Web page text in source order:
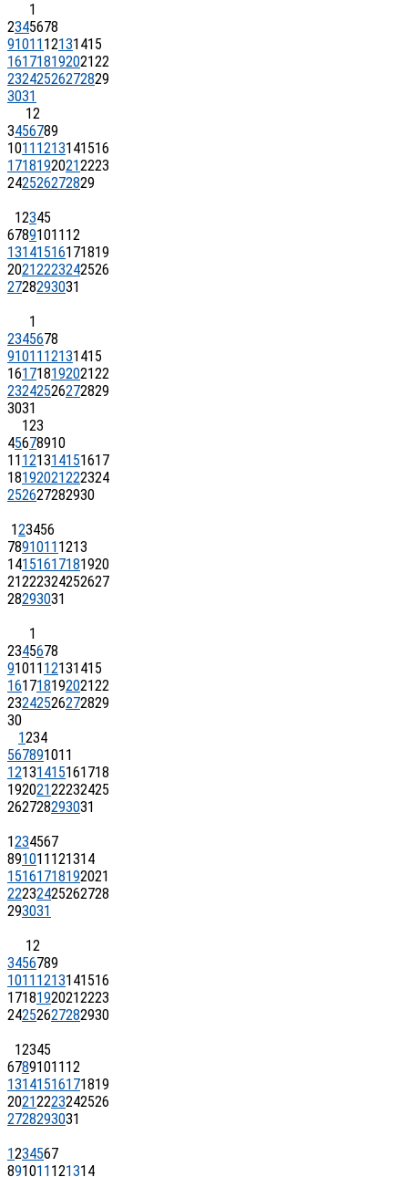
1
2345678
91011 12131415
16171819202122
23242526272829
3031
12
3456789
1011 1213141516
17181920212223
242526272829
12345
67891011 12
13141516171819
20212223242526
2728293031
1
2345678
91011 12131415
16171819202122
23242526272829
3031
123
45678910
11 121314151617
18192021222324
252627282930
123456
7891011 1213
14151617181920
21222324252627
28293031
1
2345678
91011 12131415
16171819202122
23242526272829
30
1234
567891011
12131415161718
19202122232425
262728293031
1234567
891011 121314
15161718192021
22232425262728
293031
12
3456789
1011 1213141516
17181920212223
24252627282930
12345
67891011 12
13141516171819
20212223242526
2728293031
1234567
891011 121314